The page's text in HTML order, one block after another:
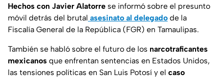
Hechos con Javier Alatorre se informó sobre el presunto
móvil detrás del brutal asesinato al delegado de la
Fiscalía General de la República (FGR) en Tamaulipas.
También se habló sobre el futuro de los narcotraficantes
mexicanos que enfrentan sentencias en Estados Unidos,
las tensiones políticas en San Luis Potosí y el caso